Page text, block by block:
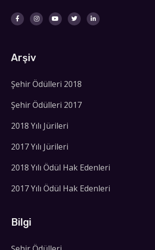
Arşiv
Şehir Ödülleri 2018
Şehir Ödülleri 2017
2018 Yılı Jürileri
2017 Yılı Jürileri
2018 Yılı Ödül Hak Edenleri
2017 Yılı Ödül Hak Edenleri
Bilgi